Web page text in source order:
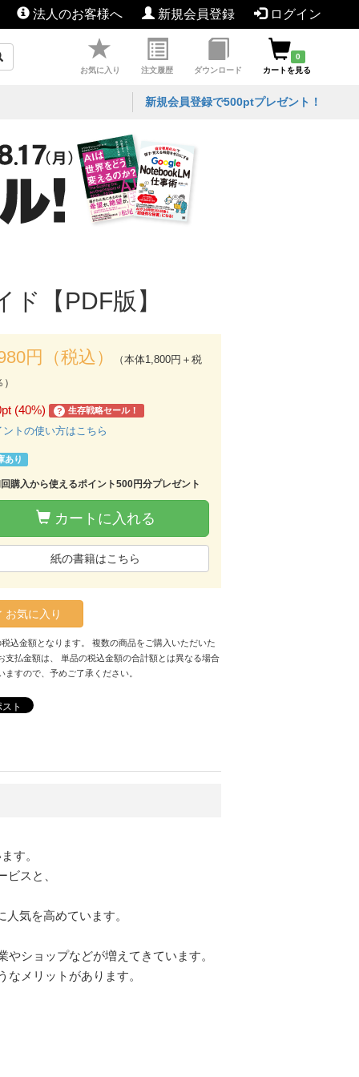
法人のお客様へ 新規会員登録 ログイン
お気に入り 注文履歴 ダウンロード
0
カートを見る
新規会員登録で500ptプレゼント！
【PDF版】
円（税込）
（本体1,800円＋税
(40%) ? 生存戦略セール！
ントの使い方はこちら
あり
購入から使えるポイント500円分プレゼント
カートに入れる
紙の書籍はこちら
お気に入り
込金額となります。 複数の商品をご購入いただいた
支払金額は、 単品の税込金額の合計額とは異なる場合
ますので、予めご了承ください。
ト
す。
スと、
気を高めています。
ショップなどが増えてきています。
メリットがあります。